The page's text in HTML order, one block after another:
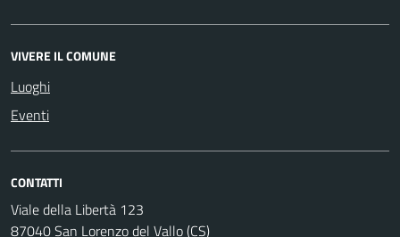
VIVERE IL COMUNE
Luoghi
Eventi
CONTATTI
Viale della Libertà 123
87040 San Lorenzo del Vallo (CS)